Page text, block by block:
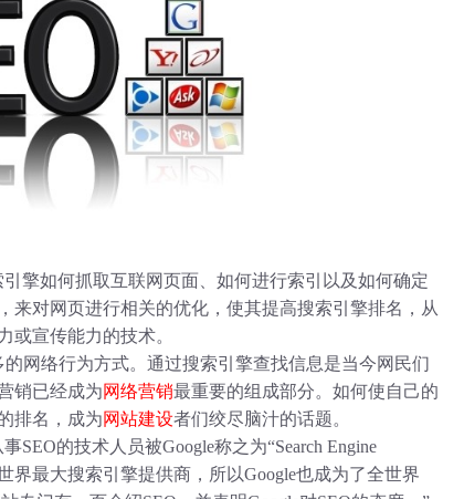
如何抓取互联网页面、如何进行索引以及如何确定
来对网页进行相关的优化，使其提高搜索引擎排名，从
或宣传能力的技术。
络行为方式。通过搜索引擎查找信息是当今网民们
销已经成为网络营销最重要的组成部分。如何使自己的
排名，成为网站建设者们绞尽脑汁的话题。
的技术人员被Google称之为“Search Engine
界最大搜索引擎提供商，所以Google也成为了全世界